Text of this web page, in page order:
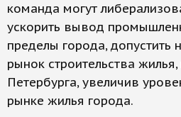
команда могут
ускорить вывод
пределы города, допустить
рынок строительства
Петербурга, увеличив
рынке жилья города.